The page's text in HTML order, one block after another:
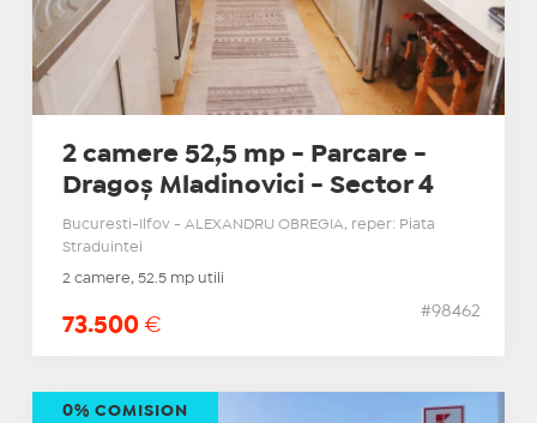
2 camere 52,5 mp - Parcare -
Dragoș Mladinovici - Sector 4
Bucuresti-Ilfov - ALEXANDRU OBREGIA, reper: Piata
Straduintei
2 camere, 52.5 mp utili
73.500 €
#98462
0% COMISION